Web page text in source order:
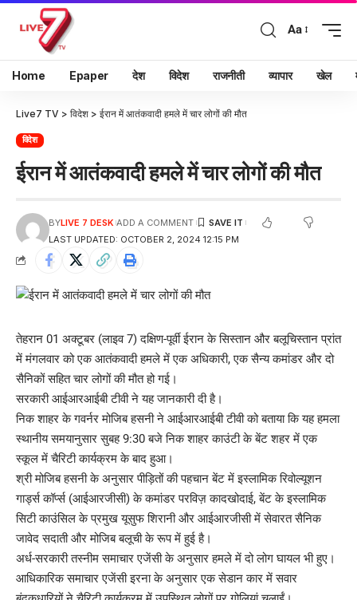
Aa
Home Epaper देश विदेश राजनीती व्यापार खेल
Live7 TV > विदेश > ईरान में आतंकवादी हमले में चार लोगों की मौत
विदेश
ईरान में आतंकवादी हमले में चार लोगों की मौत
LAST UPDATED: OCTOBER 2, 2024 12:15 PM
BYLIVE 7 DESK ADD A COMMENT
तेहरान 01 अक्टूबर (लाइव 7) दक्षिण-पूर्वी ईरान के सिस्तान और बलूचिस्तान प्रांत
में मंगलवार को एक आतंकवादी हमले में एक अधिकारी, एक सैन्य कमांडर और दो
सैनिकों सहित चार लोगों की मौत हो गई।
सरकारी आईआरआईबी टीवी ने यह जानकारी दी है।
निक शाहर के गवर्नर मोजिब हसनी ने आईआरआईबी टीवी को बताया कि यह हमला
स्थानीय समयानुसार सुबह 9:30 बजे निक शाहर काउंटी के बेंट शहर में एक
स्कूल में चैरिटी कार्यक्रम के बाद हुआ।
श्री मोजिब हसनी के अनुसार पीड़ितों की पहचान बेंट में इस्लामिक रिवोल्यूशन
गार्ड्स कॉर्प्स (आईआरजीसी) के कमांडर परविज़ कादखोदाई, बेंट के इस्लामिक
सिटी काउंसिल के प्रमुख यूसुफ शिरानी और आईआरजीसी में सेवारत सैनिक
जावेद सदाती और मोजिब बलूची के रूप में हुई है।
अर्ध-सरकारी तस्नीम समाचार एजेंसी के अनुसार हमले में दो लोग घायल भी हुए।
आधिकारिक समाचार एजेंसी इरना के अनुसार एक सेडान कार में सवार